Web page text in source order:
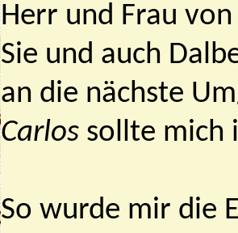
Herr und Frau
Sie und auch
an die nächste
Carlos sollte mich
So wurde mir die